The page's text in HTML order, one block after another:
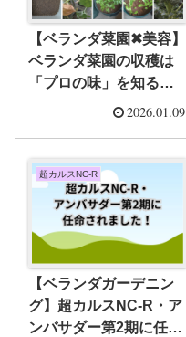
【ベランダ菜園✖美容】
ベランダ菜園の収穫は
「プロの味」を知るこ
とから。土壌菌を味方
2026.01.09
超カルスNC-R
【ベランダガーデニン
グ】超カルスNC-R・ア
ンバサダー第2期に任命